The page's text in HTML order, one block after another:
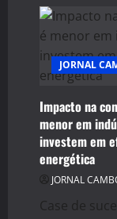
de
moda
mais
uma
vez
com
JORNAL
Impacto na
menor em
investem em
energética
JORNAL
Case de